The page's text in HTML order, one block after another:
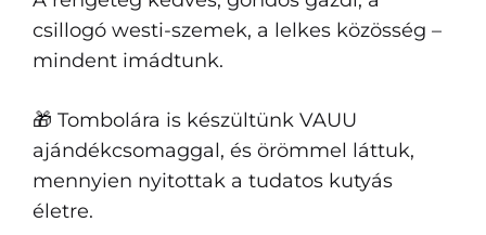
csillogó westi-szemek, a lelkes közösség –
mindent imádtunk.
🎁 Tombolára is készültünk VAUU
ajándékcsomaggal, és örömmel láttuk,
mennyien nyitottak a tudatos kutyás
életre.